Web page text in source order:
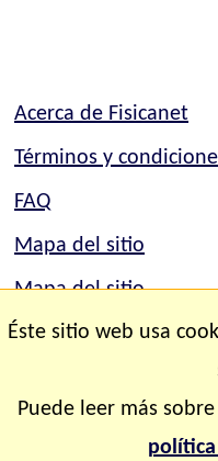
Acerca de Fisicanet
Términos y
FAQ
Mapa del sitio
Mapa del sitio
Contacto
Copyright © 2.000-
Éste sitio web usa
Puede leer más